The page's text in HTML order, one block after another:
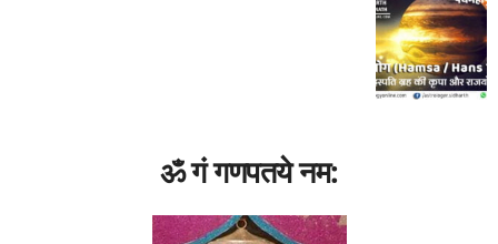
ॐ गं गणपतये नम: